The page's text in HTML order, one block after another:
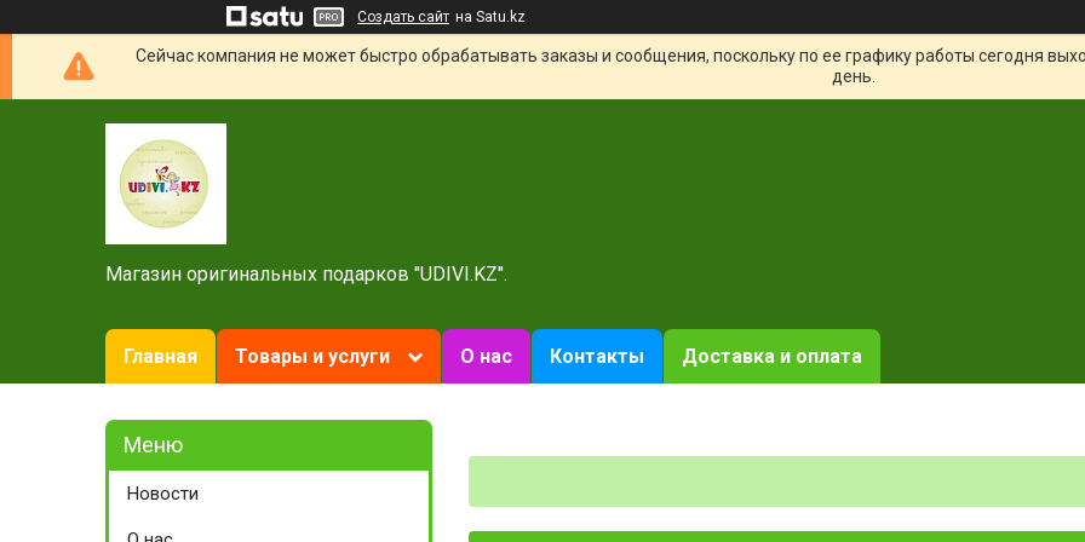
Создать сайт на Satu.kz
Сейчас компания не может быстро обрабатывать заказы и сообщения, поскольку по ее графику работы сегодня
день.
Магазин оригинальных подарков "UDIVI.KZ".
Главная Товары и услуги О нас Контакты Доставка и оплата
Новости